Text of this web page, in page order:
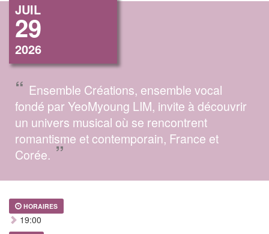
JUIL
29
2026
“ Ensemble Créations, ensemble vocal
fondé par YeoMyoung LIM, invite à découvrir
un univers musical où se rencontrent
romantisme et contemporain, France et
Corée. ”
HORAIRES
19:00